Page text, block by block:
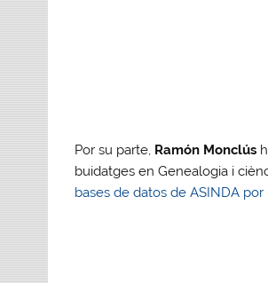
Por su parte, Ramón Monclús
buidatges en Genealogia i
bases de datos de ASINDA